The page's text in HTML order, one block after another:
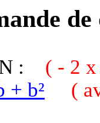
:
( - 2 x
+ b² (